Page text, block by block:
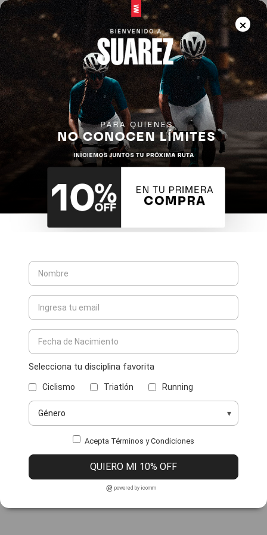
Selecciona tu disciplina favorita
Ciclismo Triatlón Running
Acepta Términos y Condiciones
QUIERO MI 10% OFF
powered by icomm